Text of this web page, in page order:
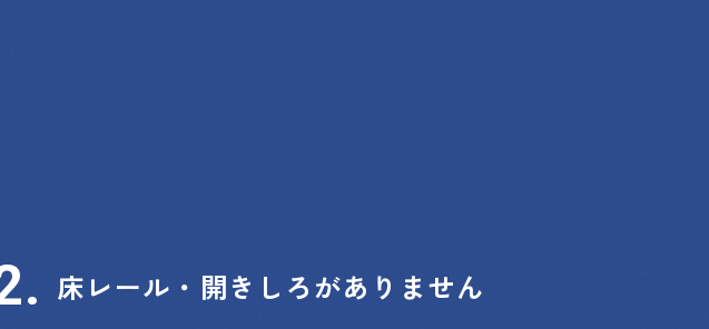
床レール・開きしろがありません